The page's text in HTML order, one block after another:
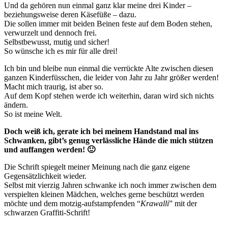
Und da gehören nun einmal ganz klar meine drei Kinder –
beziehungsweise deren Käsefüße – dazu.
Die sollen immer mit beiden Beinen feste auf dem Boden stehen,
verwurzelt und dennoch frei.
Selbstbewusst, mutig und sicher!
So wünsche ich es mir für alle drei!
Ich bin und bleibe nun einmal die verrückte Alte zwischen diesen
ganzen Kinderfüsschen, die leider von Jahr zu Jahr größer werden!
Macht mich traurig, ist aber so.
Auf dem Kopf stehen werde ich weiterhin, daran wird sich nichts
ändern.
So ist meine Welt.
Doch weiß ich, gerate ich bei meinem Handstand mal ins
Schwanken, gibt’s genug verlässliche Hände die mich stützen
und auffangen werden! 🙂
Die Schrift spiegelt meiner Meinung nach die ganz eigene
Gegensätzlichkeit wieder.
Selbst mit vierzig Jahren schwanke ich noch immer zwischen dem
verspielten kleinen Mädchen, welches gerne beschützt werden
möchte und dem motzig-aufstampfenden “Krawalli” mit der
schwarzen Graffiti-Schrift!